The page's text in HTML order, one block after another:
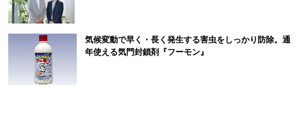
気候変動で早く・長く発生する害虫をしっかり防除。通
年使える気門封鎖剤『フーモン』